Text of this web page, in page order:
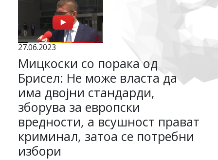
27.06.2023
Мицкоски со порака од
Брисел: Не може власта да
има двојни стандарди,
зборува за европски
вредности, а всушност прават
криминал, затоа се потребни
избори